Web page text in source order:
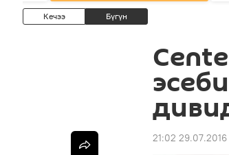
Кечээ Бүгүн
21:02 29.07.2016